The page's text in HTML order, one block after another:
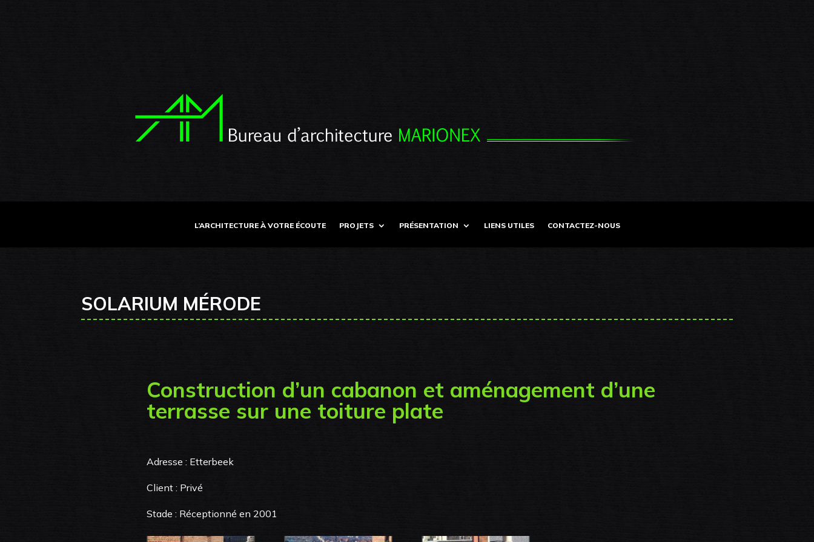
L’ARCHITECTURE À VOTRE ÉCOUTE PROJETS PRÉSENTATION LIENS UTILES CONTACTEZ-NOUS
SOLARIUM MÉRODE
Construction d’un cabanon et aménagement d’une
terrasse sur une toiture plate
Adresse : Etterbeek
Client : Privé
Stade : Réceptionné en 2001